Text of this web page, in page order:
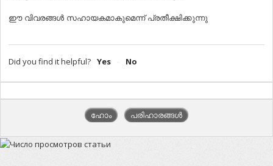
ഈ വിവരങ്ങള്‍ സഹായകമാകുമെന്ന് പ്രതീക്ഷിക്കുന്നു
Did you find it helpful? Yes No
ഹോം പരിഹാരങ്ങൾ